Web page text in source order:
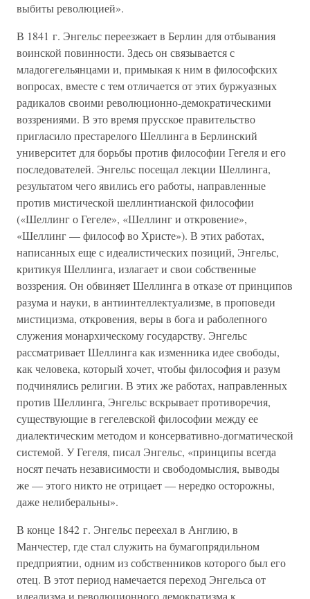
выбиты революцией».
В 1841 г. Энгельс переезжает в Берлин для отбывания
воинской повинности. Здесь он связывается с
младогегельянцами и, примыкая к ним в философских
вопросах, вместе с тем отличается от этих буржуазных
радикалов своими революционно-демократическими
воззрениями. В это время прусское правительство
пригласило престарелого Шеллинга в Берлинский
университет для борьбы против философии Гегеля и его
последователей. Энгельс посещал лекции Шеллинга,
результатом чего явились его работы, направленные
против мистической шеллинтианской философии
(«Шеллинг о Гегеле», «Шеллинг и откровение»,
«Шеллинг — философ во Христе»). В этих работах,
написанных еще с идеалистических позиций, Энгельс,
критикуя Шеллинга, излагает и свои собственные
воззрения. Он обвиняет Шеллинга в отказе от принципов
разума и науки, в антиинтеллектуализме, в проповеди
мистицизма, откровения, веры в бога и раболепного
служения монархическому государству. Энгельс
рассматривает Шеллинга как изменника идее свободы,
как человека, который хочет, чтобы философия и разум
подчинялись религии. В этих же работах, направленных
против Шеллинга, Энгельс вскрывает противоречия,
существующие в гегелевской философии между ее
диалектическим методом и консервативно-догматической
системой. У Гегеля, писал Энгельс, «принципы всегда
носят печать независимости и свободомыслия, выводы
же — этого никто не отрицает — нередко осторожны,
даже нелиберальны».
В конце 1842 г. Энгельс переехал в Англию, в
Манчестер, где стал служить на бумагопрядильном
предприятии, одним из собственников которого был его
отец. В этот период намечается переход Энгельса от
идеализма и революционного демократизма к